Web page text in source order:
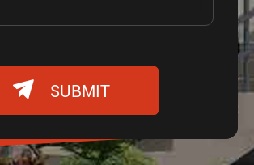
 SUBMIT